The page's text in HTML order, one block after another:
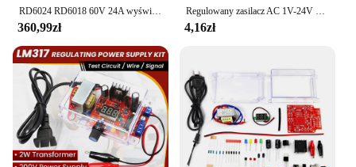
action.
RD6024 RD6018 60V 24A wyświetlacz USB wyświetlacz LCD DC regulowany stopniowy zasilacz do przechowywania danych
360,99zł
Regulowany zasilacz AC 1V-24V 3V-36V 3V-24V 24V-36V 5V-12V 3V-12V Różne napięcie Źródło DC Dla 2835 5050 5730 Taśma LED
4,16zł